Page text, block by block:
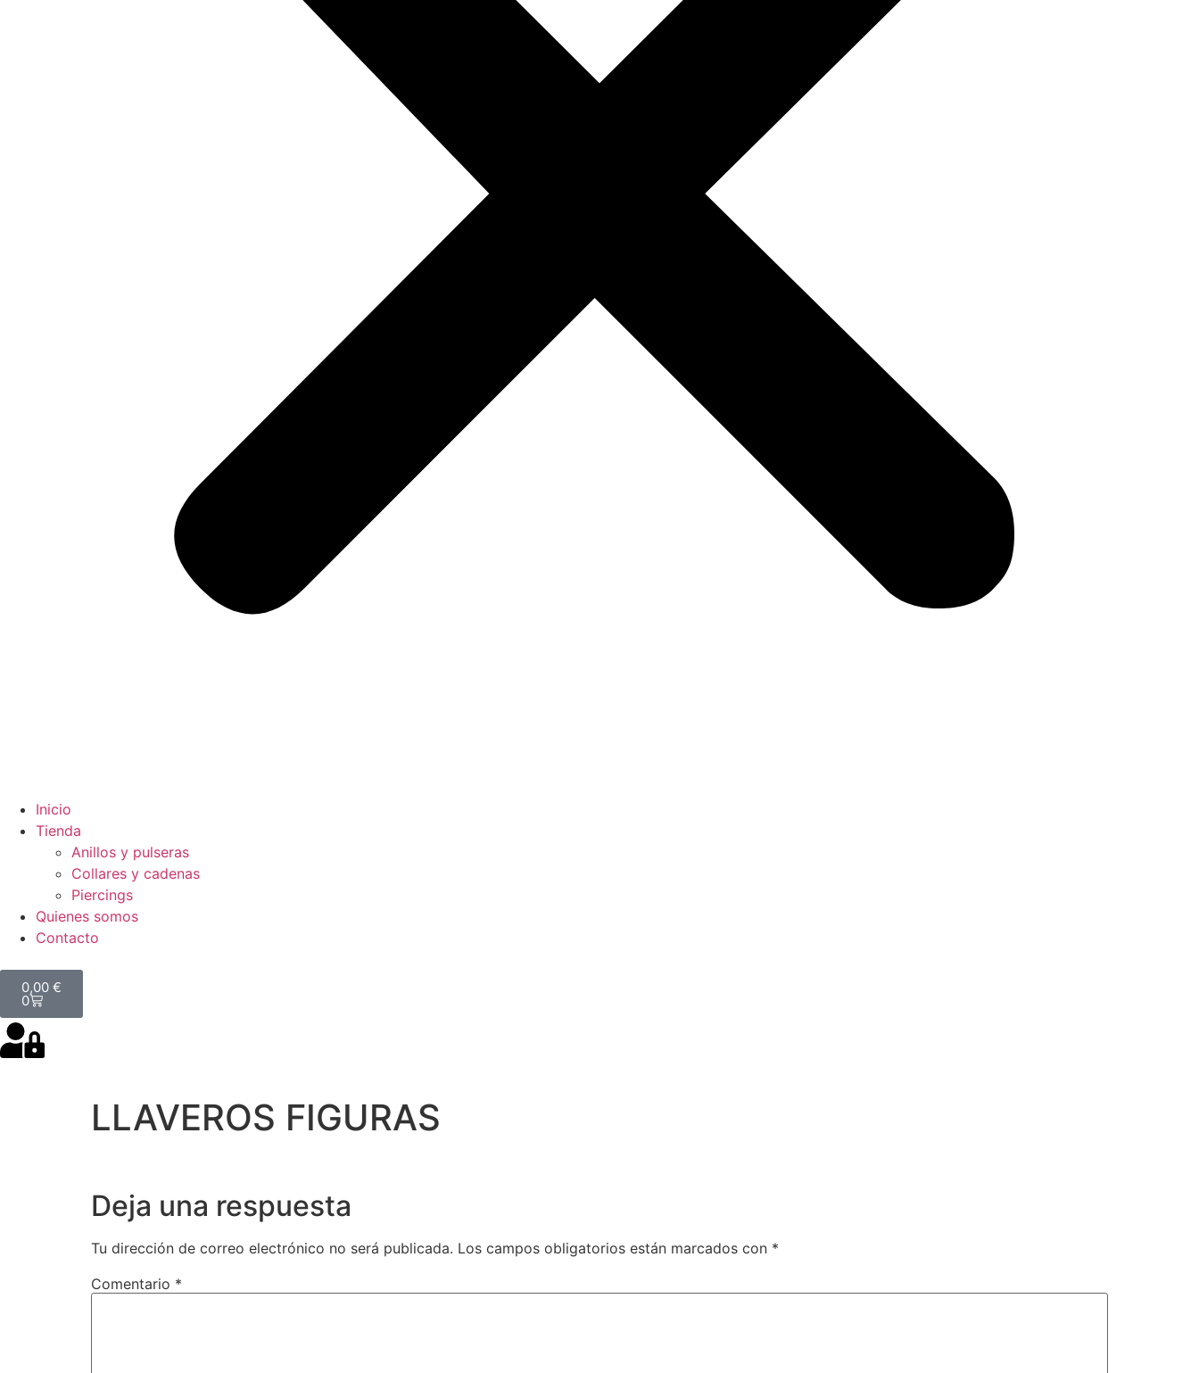
Inicio
Tienda
Anillos y pulseras
Collares y cadenas
Piercings
Quienes somos
Contacto
0,00 €
0
LLAVEROS FIGURAS
Deja una respuesta
Tu dirección de correo electrónico no será publicada. Los campos obligatorios están marcados con *
Comentario *